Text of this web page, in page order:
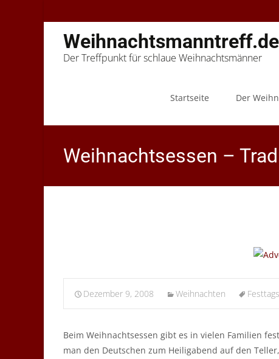
Weihnachtsmanntreff.de
Der Treffpunkt für schlaue Weihnachtsmänner
Startseite Der
Weihnachtsessen –
Dezember 9, 2008 Weihnachten
Beim Weihnachtsessen gibt es in vielen Familien
man den Deutschen zum Heiligabend auf den